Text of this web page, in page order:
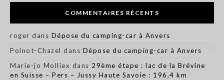
COMMENTAIRES RÉCENTS
roger dans Dépose du camping-car à Anvers
Poinot-Chazel dans Dépose du camping-car à Anvers
Marie-jo Molliex dans 29ème étape : lac de la Brévine
en Suisse – Pers – Jussy Haute Savoie : 196,4 km